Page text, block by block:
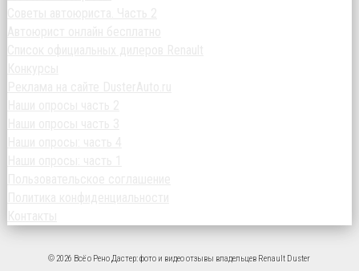
© 2026 Всё о Рено Дастер: фото и видео отзывы владельцев Renault Duster